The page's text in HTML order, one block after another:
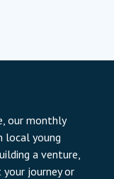
our monthly
local young
a venture,
journey or